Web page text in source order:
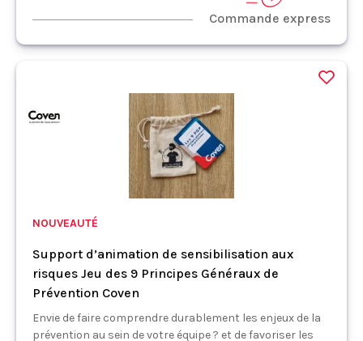
Commande express
NOUVEAUTÉ
Support d’animation de sensibilisation aux
risques Jeu des 9 Principes Généraux de
Prévention Coven
Envie de faire comprendre durablement les enjeux de la
prévention au sein de votre équipe ? et de favoriser les